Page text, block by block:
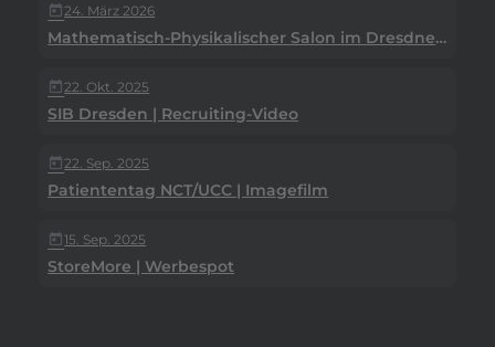
today24. März 2026
Mathematisch-Physikalischer Salon im Dresdner Zwinger
today22. Okt. 2025
SIB Dresden | Recruiting-Video
today22. Sep. 2025
Patiententag NCT/UCC | Imagefilm
today 15. Sep. 2025
StoreMore | Werbespot